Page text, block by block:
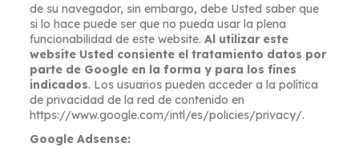
de su navegador, sin embargo, debe Usted saber que
si lo hace puede ser que no pueda usar la plena
funcionabilidad de este website.Al utilizar este
website Usted consiente el tratamiento datos por
parte de Google en la forma y para los fines
indicados. Los usuarios pueden acceder a la política
de privacidad de la red de contenido en
https://www.google.com/intl/es/policies/privacy/.
Google Adsense: